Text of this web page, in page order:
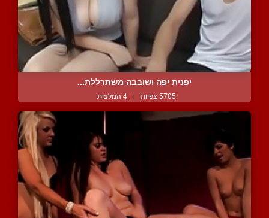
יפנית יפה ושובבה משתרללת...
5705 צפיות | 4 המלצות